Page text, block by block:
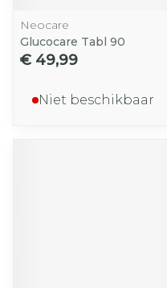
Neocare
Glucocare Tabl 90
€ 49,99
Niet beschikbaar